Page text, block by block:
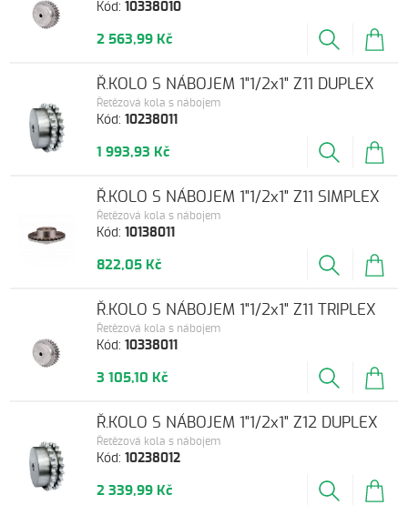
Kód:10338010
2 563,99 Kč
Kód:10238011
Řetězová kola s nábojem
Ř.KOLO S NÁBOJEM 1"1/2x1" Z11 DUPLEX
1 993,93 Kč
Kód:10138011
Řetězová kola s nábojem
Ř.KOLO S NÁBOJEM 1"1/2x1" Z11 SIMPLEX
822,05 Kč
Kód:10338011
Řetězová kola s nábojem
Ř.KOLO S NÁBOJEM 1"1/2x1" Z11 TRIPLEX
3 105,10 Kč
Kód:10238012
Řetězová kola s nábojem
Ř.KOLO S NÁBOJEM 1"1/2x1" Z12 DUPLEX
2 339,99 Kč